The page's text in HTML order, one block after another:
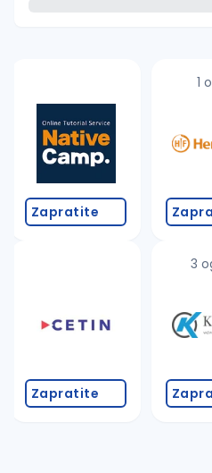
Takođe možete da:
proverite pravopisne
povećajte radijus za
promenite odabrane
Zapratite
Zapratite
1
3